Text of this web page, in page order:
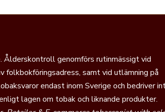
Ålderskontroll genomförs rutinmässigt vid
folkbokföringsadress, samt vid utlämning på
endast inom Sverige och bedriver
lagen om tobak och liknande produkter.